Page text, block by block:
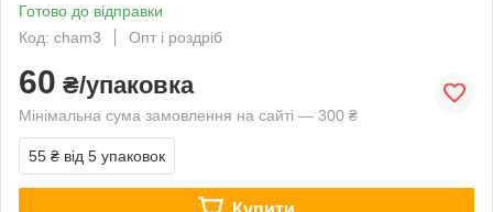
Готово до відправки
Код: cham3
Опт і роздріб
60 ₴/упаковка
Мінімальна сума замовлення на сайті — 300 ₴
55 ₴ від 5 упаковок